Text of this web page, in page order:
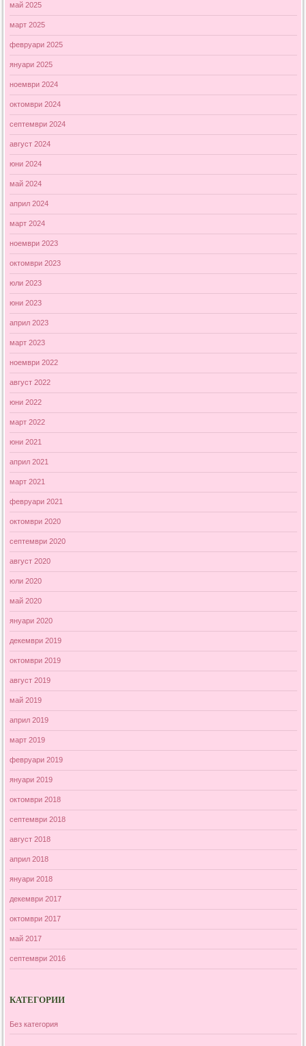
май 2025
март 2025
февруари 2025
януари 2025
ноември 2024
октомври 2024
септември 2024
август 2024
юни 2024
май 2024
април 2024
март 2024
ноември 2023
октомври 2023
юли 2023
юни 2023
април 2023
март 2023
ноември 2022
август 2022
юни 2022
март 2022
юни 2021
април 2021
март 2021
февруари 2021
октомври 2020
септември 2020
август 2020
юли 2020
май 2020
януари 2020
декември 2019
октомври 2019
август 2019
май 2019
април 2019
март 2019
февруари 2019
януари 2019
октомври 2018
септември 2018
август 2018
април 2018
януари 2018
декември 2017
октомври 2017
май 2017
септември 2016
КАТЕГОРИИ
Без категория